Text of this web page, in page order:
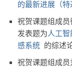
的最新进展（特
祝贺课题组成
发表题为人工
感系统 的综述
祝贺课题组成